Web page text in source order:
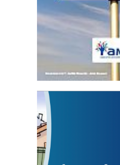
Statut de l’élu local
3 avril 2024
Mise à jour avril 2024
FEUILLETER